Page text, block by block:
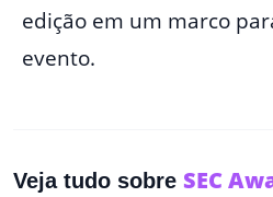
edição em um marco
evento.
Veja tudo sobre SEC